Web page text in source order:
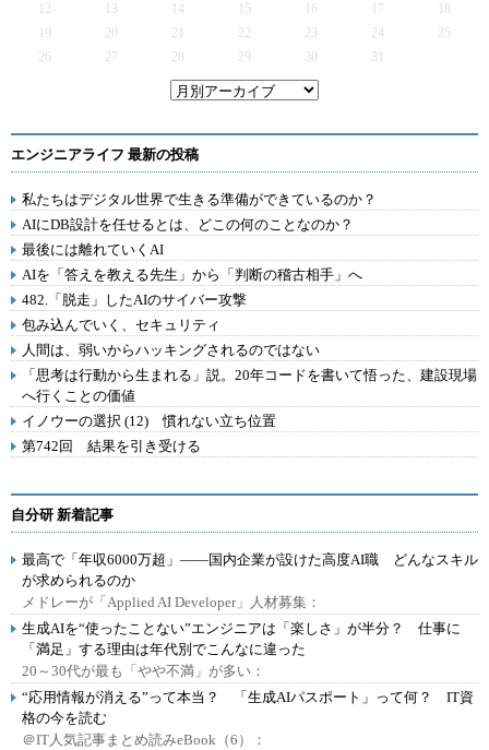
12
13 14 15 16 17
19
20 21 22 23 24
25
26
27 28 29 30 31
エンジニアライフ 最新の投稿
私たちはデジタル世界で生きる準備ができているのか？
AIにDB設計を任せるとは、どこの何のことなのか？
最後には離れていくAI
AIを「答えを教える先生」から「判断の稽古相手」へ
482.「脱走」したAIのサイバー攻撃
包み込んでいく、セキュリティ
人間は、弱いからハッキングされるのではない
「思考は行動から生まれる」説。20年コードを書いて悟った、建設現場
へ行くことの価値
イノウーの選択 (12) 慣れない立ち位置
第742回 結果を引き受ける
自分研 新着記事
最高で「年収6000万超」――国内企業が設けた高度AI職 どんなスキル
が求められるのか
メドレーが「Applied AI Developer」人材募集：
生成AIを“使ったことない”エンジニアは「楽しさ」が半分？ 仕事に
「満足」する理由は年代別でこんなに違った
20～30代が最も「やや不満」が多い：
“応用情報が消える”って本当？ 「生成AIパスポート」って何？ IT資
格の今を読む
＠IT人気記事まとめ読みeBook（6）：